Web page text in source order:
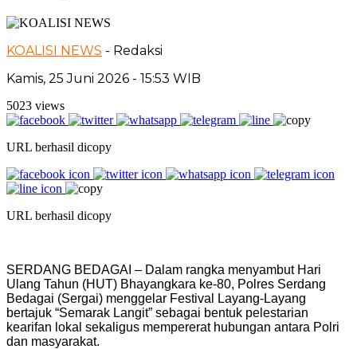
KOALISI NEWS - Redaksi
Kamis, 25 Juni 2026 - 15:53 WIB
5023 views
URL berhasil dicopy
URL berhasil dicopy
SERDANG BEDAGAI – Dalam rangka menyambut Hari
Ulang Tahun (HUT) Bhayangkara ke-80, Polres Serdang
Bedagai (Sergai) menggelar Festival Layang-Layang
bertajuk “Semarak Langit” sebagai bentuk pelestarian
kearifan lokal sekaligus mempererat hubungan antara Polri
dan masyarakat.